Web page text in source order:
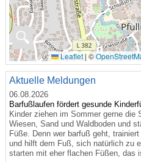
🔍
Leaflet| ©
Aktuelle Meldungen
06.08.2026
Barfußlaufen fördert gesunde
Kinder ziehen im Sommer gerne die
Wiesen, Sand und Waldboden und
Füße. Denn wer barfuß geht,
und hilft dem Fuß, sich natürlich zu
starten mit eher flachen Füßen, das